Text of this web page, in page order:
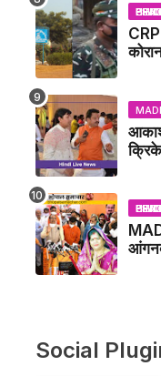
BHOPAL SAMACHAR | NO 1 HINDI NEWS
आकाश
BHOPAL SAMACHAR | NO 1 HINDI NEWS
Social